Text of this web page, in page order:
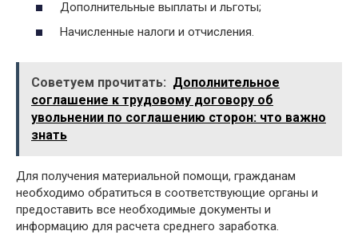
Дополнительные выплаты и льготы;
Начисленные налоги и отчисления.
Советуем прочитать: Дополнительное
соглашение к трудовому договору об
увольнении по соглашению сторон: что важно
знать
Для получения материальной помощи, гражданам
необходимо обратиться в соответствующие органы и
предоставить все необходимые документы и
информацию для расчета среднего заработка.